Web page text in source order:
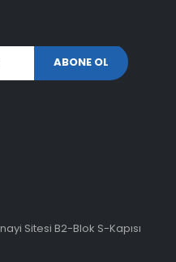
Sitesi B2-Blok S-Kapısı